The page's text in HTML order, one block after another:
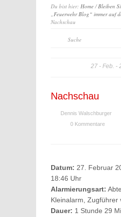
Du bist hier: Home/Bleiben
„Feuerwehr Blog“ immer auf
Nachschau
27 Feb.
Nachschau
Dennis Walschburger
0 Kommentare
Datum: 27. Februar
18:46 Uhr
Alarmierungsart:
Kleinalarm, Zugführer
Dauer: 1 Stunde 29